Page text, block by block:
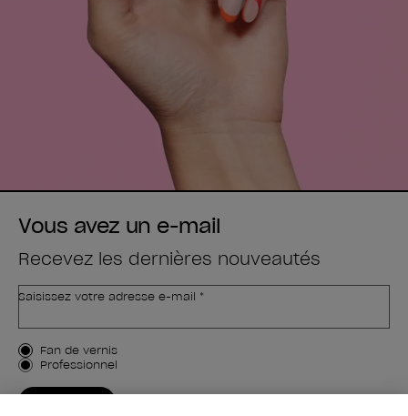
Vous avez un e-mail
Recevez les dernières nouveautés
Saisissez votre adresse e-mail *
Type de client
Fan de vernis
Professionnel